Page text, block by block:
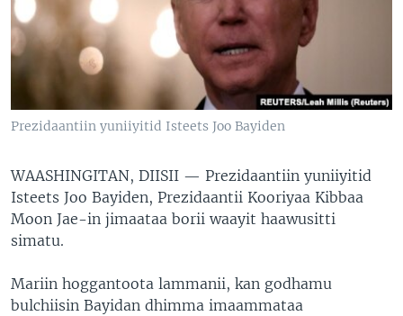
Prezidaantiin yuniiyitid Isteets Joo Bayiden
WAASHINGITAN, DIISII — Prezidaantiin yuniiyitid
Isteets Joo Bayiden, Prezidaantii Kooriyaa Kibbaa
Moon Jae-in jimaataa borii waayit haawusitti
simatu.
Mariin hoggantoota lammanii, kan godhamu
bulchiisin Bayidan dhimma imaammataa